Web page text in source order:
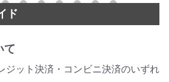
ド
て
ジット決済・コンビニ決済のいずれ